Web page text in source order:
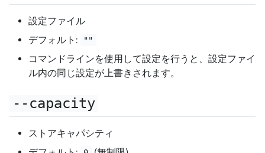
設定ファイル
デフォルト:
""
コマンドラインを使用して設定を行うと、設定ファイ
ル内の同じ設定が上書きされます。
--capacity
ストアキャパシティ